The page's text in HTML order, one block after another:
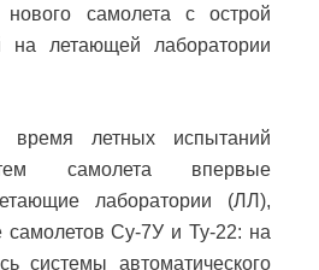
самолета с острой
на летающей лаборатории
летных испытаний
самолета впервые
лаборатории (ЛЛ),
самолетов Су-7У и Ту-22: на
системы автоматического